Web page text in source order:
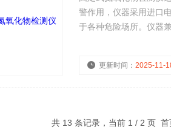
警作用，仪器采用进口
于各种危险场所。仪器
更新时间：2025-11-
共 13 条记录，当前 1 / 2 页